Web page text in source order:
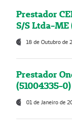
Prestador
S/S Ltda-ME
18 de Outubro de
Prestador
(51004335-0)
01 de Janeiro de